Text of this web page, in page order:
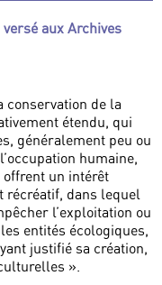
aux Archives
conservation de la
étendu, qui
généralement peu ou
humaine,
offrent un intérêt
récréatif, dans lequel
l’exploitation ou
entités écologiques,
justifié sa création,
».